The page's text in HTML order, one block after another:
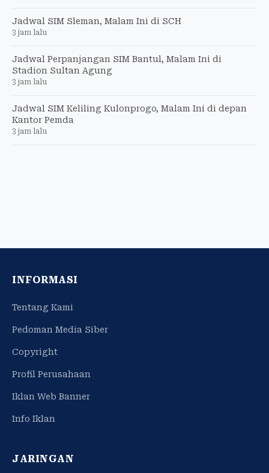
Jadwal SIM Sleman, Malam Ini di SCH
3 jam lalu
Jadwal Perpanjangan SIM Bantul, Malam Ini di
Stadion Sultan Agung
3 jam lalu
Jadwal SIM Keliling Kulonprogo, Malam Ini di depan
Kantor Pemda
3 jam lalu
INFORMASI
Tentang Kami
Pedoman Media Siber
Copyright
Profil Perusahaan
Iklan Web Banner
Info Iklan
JARINGAN